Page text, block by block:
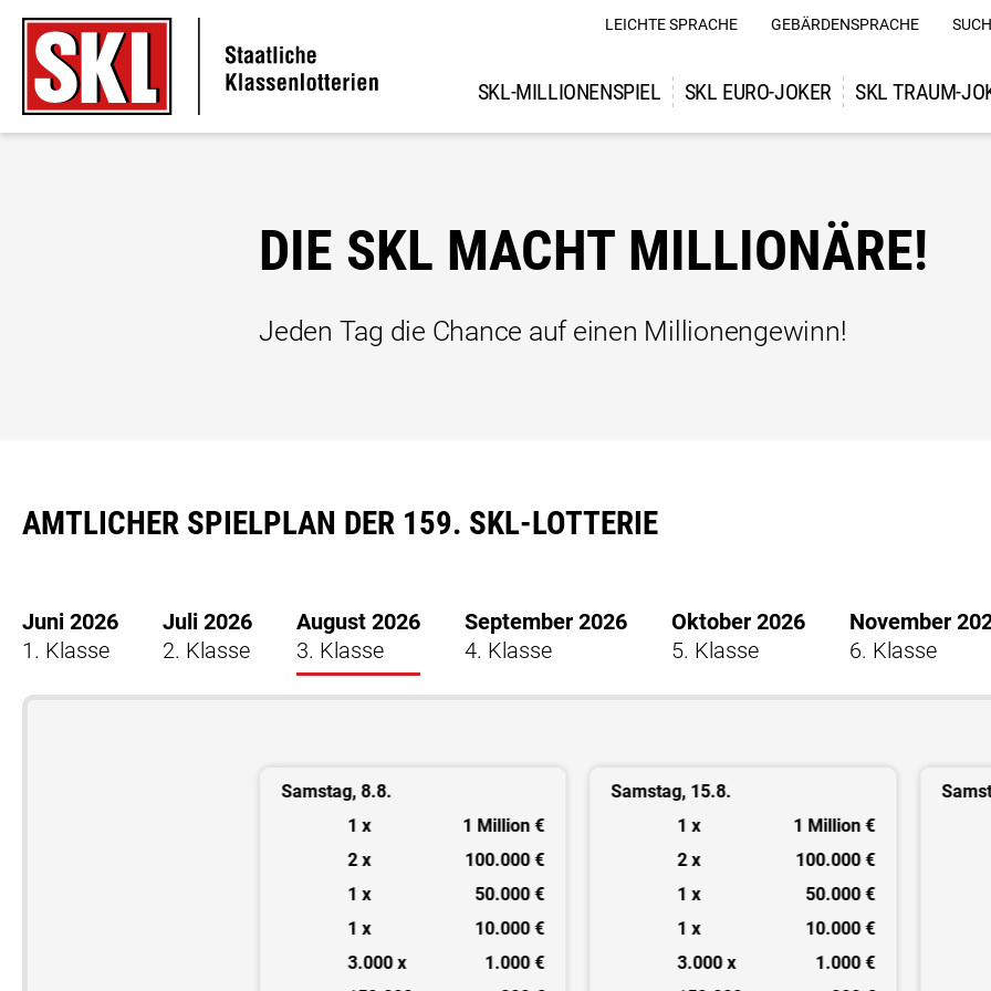
LEICHTE SPRACHE GEBÄRDENSPRACHE
SKL-MILLIONENSPIEL SKL EURO-JOKER SKL TRAUM-
DIE SKL MACHT MILLIONÄRE!
Jeden Tag die Chance auf einen Millionengewinn!
AMTLICHER SPIELPLAN DER 159. SKL-LOTTERIE
Juni 2026
1. Klasse
Juli 2026
2. Klasse
August 2026
3. Klasse
September 2026
4. Klasse
Oktober 2026
5. Klasse
November
6. Klasse
Samstag, 8.8.
1 x
1 Million €
2 x
100.000 €
1 x
50.000 €
1 x
10.000 €
3.000 x
1.000 €
Samstag, 15.8.
1 x
1 Million €
2 x
100.000 €
1 x
50.000 €
1 x
10.000 €
3.000 x
1.000 €